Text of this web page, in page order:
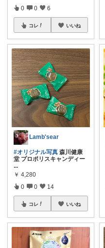
0 0 6
コレ いいね
Lamb'sear
#オリジナル写真 森川健康
堂 プロポリスキャンディー
...
￥ 4,280
0 0 14
コレ いいね